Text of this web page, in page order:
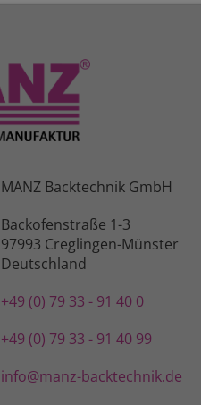
MANZ Backtechnik GmbH
Backofenstraße 1-3
97993 Creglingen-Münster
Deutschland
+49 (0) 79 33 - 91 40 0
+49 (0) 79 33 - 91 40 99
info@manz-backtechnik.de